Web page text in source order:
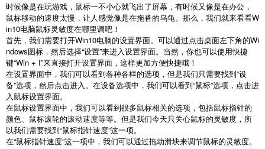
时候像是在玩游戏，鼠标一不小心就飞出了屏幕，有时候又像是在办公，
鼠标移动的速度太慢，让人感觉像是在拖沓的乌龟。那么，我们就来看看W
in10电脑鼠标灵敏度在哪里调吧！
首先，我们需要打开Win10电脑的设置界面。可以通过点击桌面左下角的Wi
ndows图标，然后选择“设置”来进入设置界面。当然，你也可以使用快捷
键“Win + I”来直接打开设置界面，这样更加方便快捷哦！
在设置界面中，我们可以看到各种各样的选项，但是我们只需要找到“设
备”选项，然后点击进入。在设备选项中，我们可以看到“鼠标”选项，点击进
入鼠标设置界面。
在鼠标设置界面中，我们可以看到很多鼠标相关的选项，包括鼠标指针的
颜色、鼠标滚轮的滚动速度等等。但是我们今天只关心鼠标的灵敏度，所
以我们需要找到“鼠标指针速度”这一项。
在“鼠标指针速度”这一项中，我们可以通过拖动滑块来调节鼠标的灵敏度。